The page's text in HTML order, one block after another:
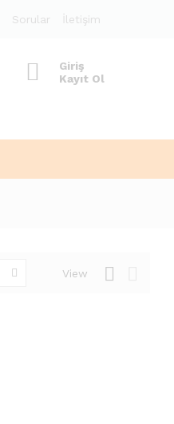
Sorular İletişim
Giriş
Kayıt Ol
View